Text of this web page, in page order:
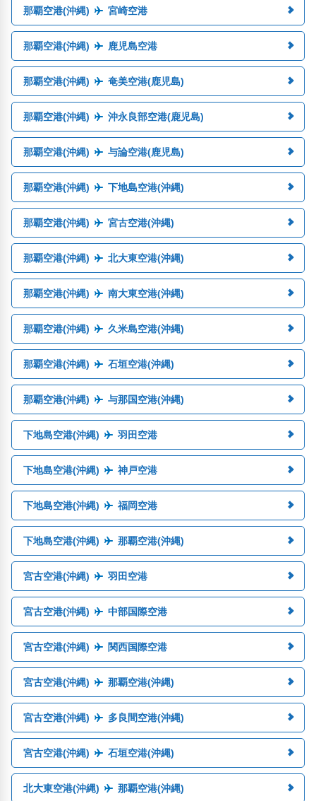
那覇空港(沖縄) 宮崎空港
那覇空港(沖縄) 鹿児島空港
那覇空港(沖縄) 奄美空港(鹿児島)
那覇空港(沖縄) 沖永良部空港(鹿児島)
那覇空港(沖縄) 与論空港(鹿児島)
那覇空港(沖縄) 下地島空港(沖縄)
那覇空港(沖縄) 宮古空港(沖縄)
那覇空港(沖縄) 北大東空港(沖縄)
那覇空港(沖縄) 南大東空港(沖縄)
那覇空港(沖縄) 久米島空港(沖縄)
那覇空港(沖縄) 石垣空港(沖縄)
那覇空港(沖縄) 与那国空港(沖縄)
下地島空港(沖縄) 羽田空港
下地島空港(沖縄) 神戸空港
下地島空港(沖縄) 福岡空港
下地島空港(沖縄) 那覇空港(沖縄)
宮古空港(沖縄) 羽田空港
宮古空港(沖縄) 中部国際空港
宮古空港(沖縄) 関西国際空港
宮古空港(沖縄) 那覇空港(沖縄)
宮古空港(沖縄) 多良間空港(沖縄)
宮古空港(沖縄) 石垣空港(沖縄)
北大東空港(沖縄) 那覇空港(沖縄)